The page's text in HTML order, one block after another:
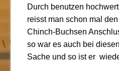
Durch benutzen
reisst man schon mal
Chinch-Buchsen
so war es auch bei
Sache und so ist er